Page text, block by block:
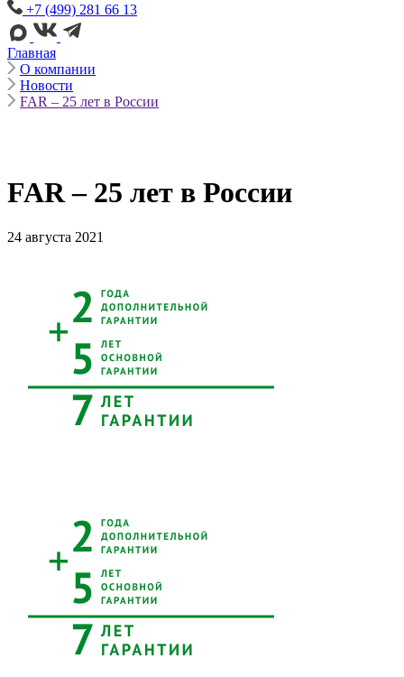
+7 (499) 281 66 13
Главная
О компании
Новости
FAR – 25 лет в России
FAR – 25 лет в России
24 августа 2021